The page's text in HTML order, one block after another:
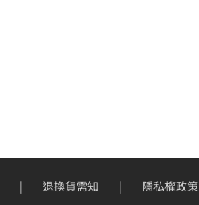
退換貨需知 隱私權政策